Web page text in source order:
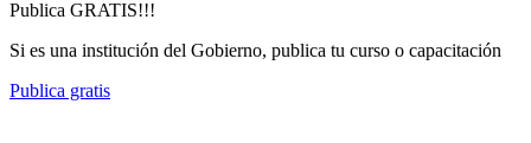
Publica GRATIS!!!
Si es una institución del Gobierno, publica tu curso o capacitación
Publica gratis